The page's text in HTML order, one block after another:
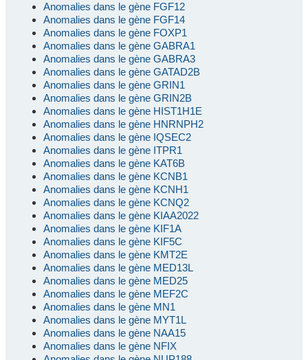
Anomalies dans le gène FGF12
Anomalies dans le gène FGF14
Anomalies dans le gène FOXP1
Anomalies dans le gène GABRA1
Anomalies dans le gène GABRA3
Anomalies dans le gène GATAD2B
Anomalies dans le gène GRIN1
Anomalies dans le gène GRIN2B
Anomalies dans le gène HIST1H1E
Anomalies dans le gène HNRNPH2
Anomalies dans le gène IQSEC2
Anomalies dans le gène ITPR1
Anomalies dans le gène KAT6B
Anomalies dans le gène KCNB1
Anomalies dans le gène KCNH1
Anomalies dans le gène KCNQ2
Anomalies dans le gène KIAA2022
Anomalies dans le gène KIF1A
Anomalies dans le gène KIF5C
Anomalies dans le gène KMT2E
Anomalies dans le gène MED13L
Anomalies dans le gène MED25
Anomalies dans le gène MEF2C
Anomalies dans le gène MN1
Anomalies dans le gène MYT1L
Anomalies dans le gène NAA15
Anomalies dans le gène NFIX